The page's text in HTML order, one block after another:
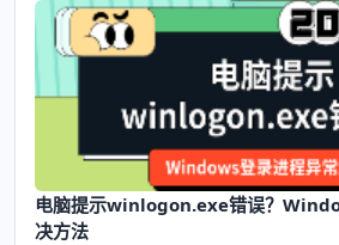
电脑提示winlogon.exe错误？
决方法